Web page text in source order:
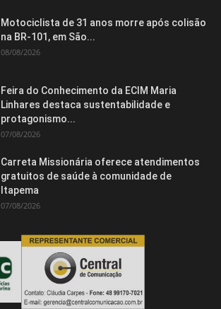
Motociclista de 31 anos morre após colisão
na BR-101, em São...
08/08/2026
Feira do Conhecimento da ECIM Maria
Linhares destaca sustentabilidade e
protagonismo...
07/08/2026
Carreta Missionária oferece atendimentos
gratuitos de saúde à comunidade de
Itapema
07/08/2026